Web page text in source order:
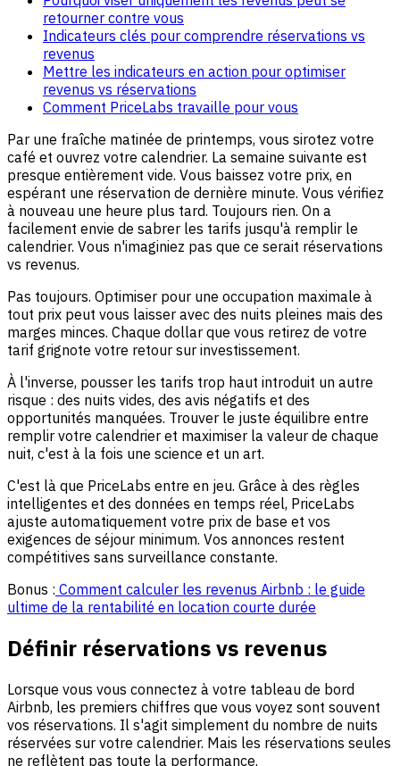
retourner contre vous
Indicateurs clés pour comprendre réservations vs
revenus
Mettre les indicateurs en action pour optimiser
revenus vs réservations
Comment PriceLabs travaille pour vous
Par une fraîche matinée de printemps, vous sirotez votre
café et ouvrez votre calendrier. La semaine suivante est
presque entièrement vide. Vous baissez votre prix, en
espérant une réservation de dernière minute. Vous vérifiez
à nouveau une heure plus tard. Toujours rien. On a
facilement envie de sabrer les tarifs jusqu'à remplir le
calendrier. Vous n'imaginiez pas que ce serait réservations
vs revenus.
Pas toujours. Optimiser pour une occupation maximale à
tout prix peut vous laisser avec des nuits pleines mais des
marges minces. Chaque dollar que vous retirez de votre
tarif grignote votre retour sur investissement.
À l'inverse, pousser les tarifs trop haut introduit un autre
risque : des nuits vides, des avis négatifs et des
opportunités manquées. Trouver le juste équilibre entre
remplir votre calendrier et maximiser la valeur de chaque
nuit, c'est à la fois une science et un art.
C'est là que PriceLabs entre en jeu. Grâce à des règles
intelligentes et des données en temps réel, PriceLabs
ajuste automatiquement votre prix de base et vos
exigences de séjour minimum. Vos annonces restent
compétitives sans surveillance constante.
Bonus : Comment calculer les revenus Airbnb : le guide
ultime de la rentabilité en location courte durée
Définir réservations vs revenus
Lorsque vous vous connectez à votre tableau de bord
Airbnb, les premiers chiffres que vous voyez sont souvent
vos réservations. Il s'agit simplement du nombre de nuits
réservées sur votre calendrier. Mais les réservations seules
ne reflètent pas toute la performance.